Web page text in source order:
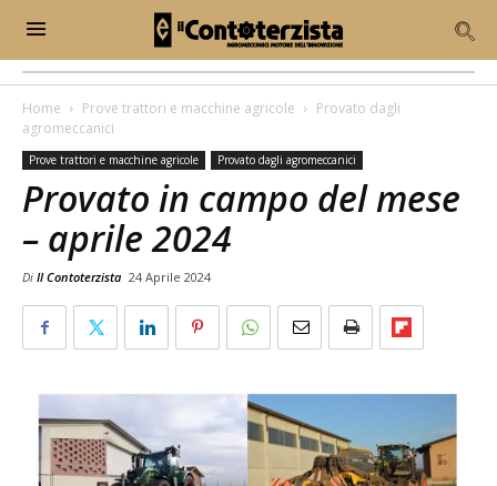
Home Prove trattori e macchine agricole
Provato dagli
agromeccanici
Prove trattori e macchine agricole Provato dagli agromeccanici
Provato in campo del mese
– aprile 2024
Di Il Contoterzista 24 Aprile 2024